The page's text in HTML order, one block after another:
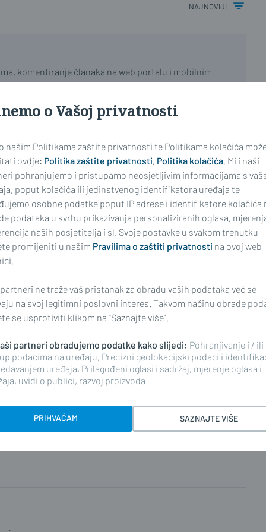
najnoviji
komentiranje članaka na web portalu i mobilnim
korisnicima. Svaki korisnik koji želi
s
stavkom 2. članka 94. Zakona.
socjalu da plati kaznu i eto ga opet s novo još
dadnu poso u gracku službu.
Neka koristi taksi ili da ga tata vozi na
prošlo bez posljedica,dobije primjerenu
sve 5, ako ne onda je ozbiljan idiot.
bez obzira na brzinu negoli ptsp-ovci, pijanci,
i jarani s kupljenom vozačkom.... naravno za
se.
o Vašoj privatnosti
našim Politikama zaštite privatnosti te Politikama kolačića
ovdje: Politika zaštite privatnosti, Politika kolačića . Mi i naši
pohranjujemo i pristupamo neosjetljivim informacijama s
poput kolačića ili jedinstvenog identifikatora uređaja te
osobne podatke poput IP adrese i identifikatore kolačića
podataka u svrhu prikazivanja personaliziranih oglasa,
naših posjetitelja i sl. Svoje postavke u svakom trenutku
promijeniti u našim Pravilima o zaštiti privatnosti na ovoj web
ne traže vaš pristanak za obradu vaših podataka već se
na svoj legitimni poslovni interes. Takvom načinu obrade
se usprotiviti klikom na "Saznajte više".
partneri obrađujemo podatke kako slijedi: Pohranjivanje i / ili
podacima na uređaju, Precizni geolokacijski podaci i
uređaja, Prilagođeni oglasi i sadržaj, mjerenje oglasa i
uvidi o publici, razvoj proizvoda
PRIHVAĆAM SAZNAJTE VIŠE